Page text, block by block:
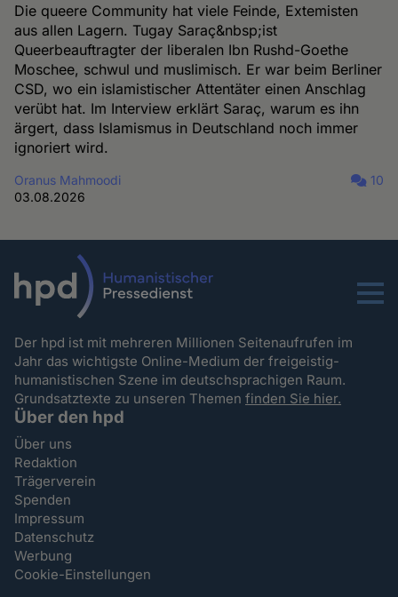
Die queere Community hat viele Feinde, Extemisten
aus allen Lagern. Tugay Saraç&nbsp;ist
Queerbeauftragter der liberalen Ibn Rushd-Goethe
Moschee, schwul und muslimisch. Er war beim Berliner
CSD, wo ein islamistischer Attentäter einen Anschlag
verübt hat. Im Interview erklärt Saraç, warum es ihn
ärgert, dass Islamismus in Deutschland noch immer
ignoriert wird.
Oranus Mahmoodi
03.08.2026
10
Menu
Der hpd ist mit mehreren Millionen Seitenaufrufen im
Jahr das wichtigste Online-Medium der freigeistig-
humanistischen Szene im deutschsprachigen Raum.
Grundsatztexte zu unseren Themenfinden Sie hier.
Über den hpd
Über uns
Redaktion
Trägerverein
Spenden
Impressum
Datenschutz
Werbung
Cookie-Einstellungen